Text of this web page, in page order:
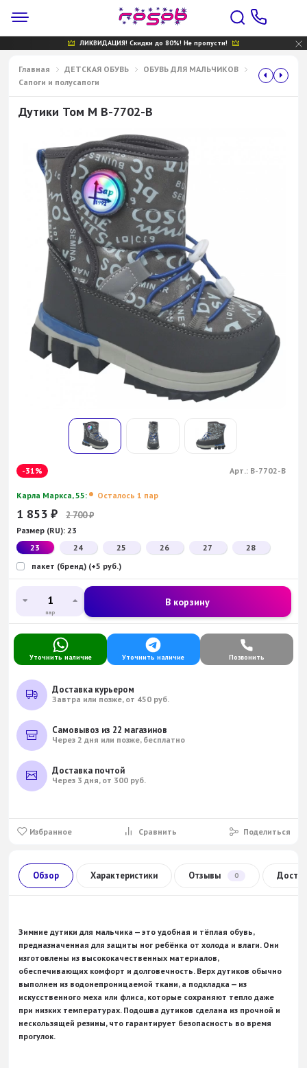
ЛИКВИДАЦИЯ! Скидки до 80%! Не пропусти!
Главная ДЕТСКАЯ ОБУВЬ
ОБУВЬ ДЛЯ МАЛЬЧИКОВ
Сапоги и полусапоги
Дутики Том М B-7702-В
-31% Арт.: B-7702-В
Карла Маркса, 55: Осталось 1 пар
1 853 ₽ 2 700₽
Размер (RU): 23
23
24 25 26 27
28
пакет (бренд) (+5 руб.)
пар
В корзину
Уточнить наличие Уточнить наличие Позвонить
Доставка курьером
Завтра или позже, от 450 руб.
Самовывоз из 22 магазинов
Через 2 дня или позже, бесплатно
Доставка почтой
Через 3 дня, от 300 руб.
Избранное Сравнить Поделиться
Обзор Характеристики Отзывы 0
Зимние дутики для мальчика — это удобная и тёплая обувь,
предназначенная для защиты ног ребёнка от холода и влаги. Они
изготовлены из высококачественных материалов,
обеспечивающих комфорт и долговечность. Верх дутиков обычно
выполнен из водонепроницаемой ткани, а подкладка — из
искусственного меха или флиса, которые сохраняют тепло даже
при низких температурах. Подошва дутиков сделана из прочной и
нескользящей резины, что гарантирует безопасность во время
прогулок.